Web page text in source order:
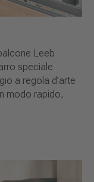
Leeb
speciale
a regola d’arte
modo rapido,